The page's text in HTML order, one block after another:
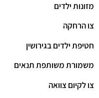
מזונות ילדים
צו הרחקה
חטיפת ילדים בגירושין
משמורת משותפת תנאים
צו לקיום צוואה